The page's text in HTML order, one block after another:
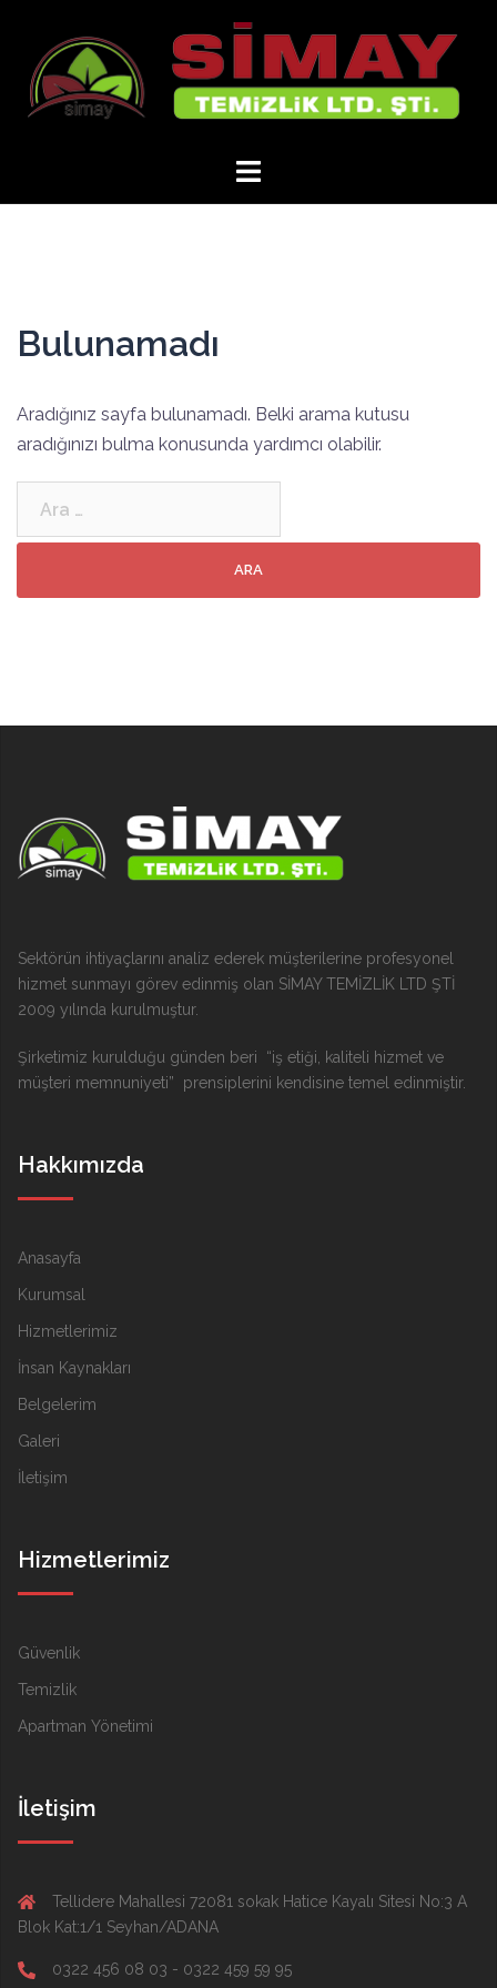
Bulunamadı
Aradığınız sayfa bulunamadı. Belki arama kutusu
aradığınızı bulma konusunda yardımcı olabilir.
Sektörün ihtiyaçlarını analiz ederek müşterilerine profesyonel
hizmet sunmayı görev edinmiş olan SİMAY TEMİZLİK LTD ŞTİ
2009 yılında kurulmuştur.
Şirketimiz kurulduğu günden beri “iş etiği, kaliteli hizmet ve
müşteri memnuniyeti” prensiplerini kendisine temel edinmiştir.
Hakkımızda
Anasayfa
Kurumsal
Hizmetlerimiz
İnsan Kaynakları
Belgelerim
Galeri
İletişim
Hizmetlerimiz
Güvenlik
Temizlik
Apartman Yönetimi
İletişim
Tellidere Mahallesi 72081 sokak Hatice Kayalı Sitesi No:3 A
Blok Kat:1/1 Seyhan/ADANA
0322 456 08 03 - 0322 459 59 95